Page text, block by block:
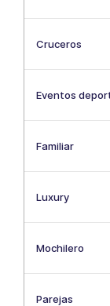
Cruceros
Eventos
Familiar
Luxury
Mochilero
Parejas